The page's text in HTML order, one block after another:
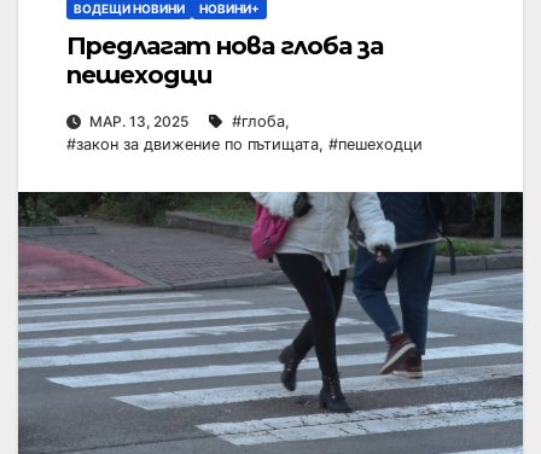
ВОДЕЩИ НОВИНИ НОВИНИ+
Предлагат нова глоба за
пешеходци
МАР. 13, 2025 #глоба,
#закон за движение по пътищата, #пешеходци